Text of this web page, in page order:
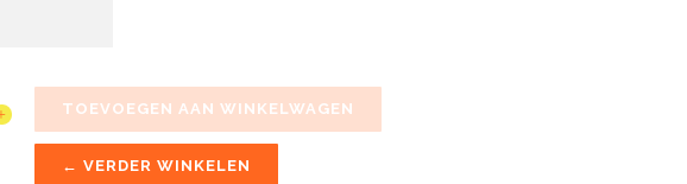
TOEVOEGEN AAN WINKELWAGEN
← VERDER WINKELEN